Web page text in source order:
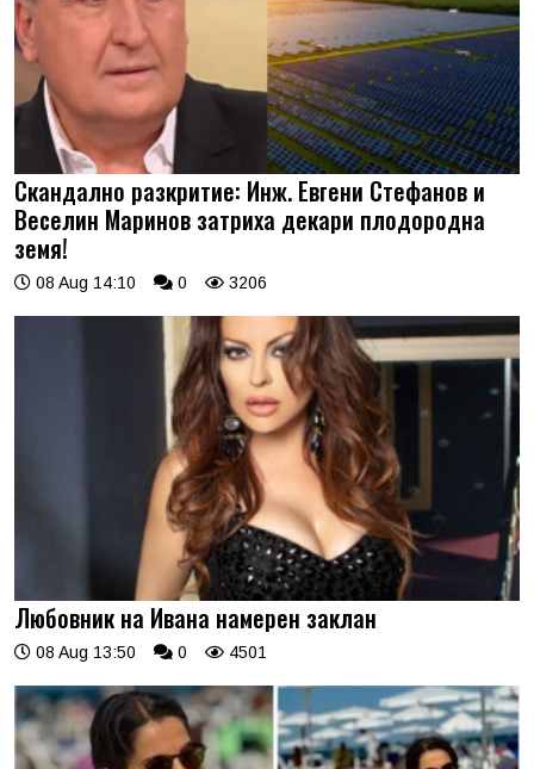
Скандално разкритие: Инж. Евгени Стефанов и
Веселин Маринов затриха декари плодородна
земя!
08 Aug 14:10 0 3206
Любовник на Ивана намерен заклан
08 Aug 13:50 0 4501